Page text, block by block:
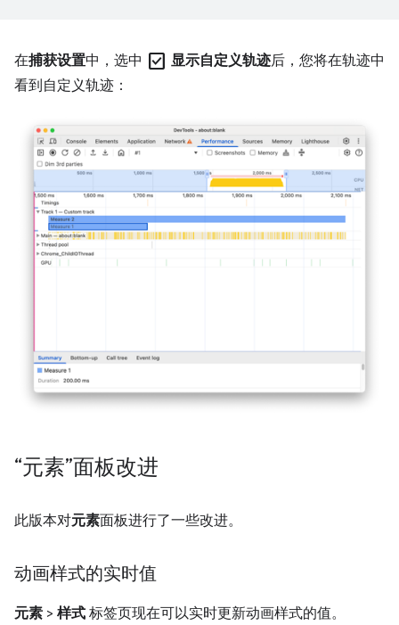
在捕获设置中，选中 check_box 显示自定义轨迹后，您将在轨迹中
看到自定义轨迹：
“元素”面板改进
此版本对元素面板进行了一些改进。
动画样式的实时值
元素 > 样式 标签页现在可以实时更新动画样式的值。